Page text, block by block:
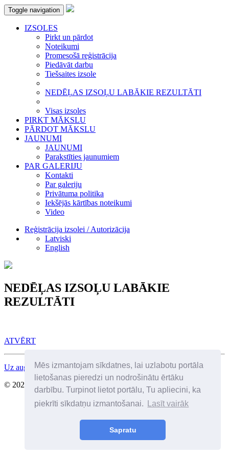
Mēs izmantojam sīkdatnes, lai uzlabotu portāla
lietošanas pieredzi un nodrošinātu ērtāku
darbību. Turpinot lietot portālu, Tu apliecini, ka
piekrīti sīkdatņu izmantošanai.
Lasīt vairāk
Sapratu
Toggle navigation
IZSOLES
Pirkt un pārdot
Noteikumi
Promesošā reģistrācija
Piedāvāt darbu
Tiešsaites izsole
NEDĒĻAS IZSOĻU LABĀKIE REZULTĀTI
Visas izsoles
PIRKT MĀKSLU
PĀRDOT MĀKSLU
JAUNUMI
JAUNUMI
Parakstīties jaunumiem
PAR GALERIJU
Kontakti
Par galeriju
Privātuma politika
Iekšējās kārtības noteikumi
Video
Reģistrācija izsolei / Autorizācija
Latviski
English
NEDĒĻAS IZSOĻU LABĀKIE
REZULTĀTI
ATVĒRT
Uz augšu
© 2026 Visas tiesības aizsargātas. SIA Birkenfelds